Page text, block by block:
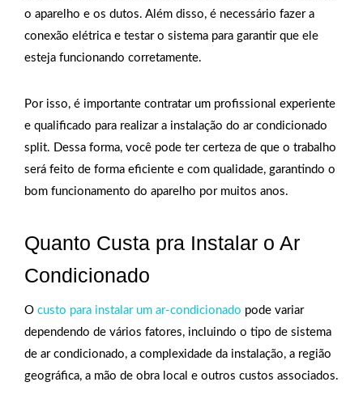
o aparelho e os dutos. Além disso, é necessário fazer a
conexão elétrica e testar o sistema para garantir que ele
esteja funcionando corretamente.
Por isso, é importante contratar um profissional experiente
e qualificado para realizar a instalação do ar condicionado
split. Dessa forma, você pode ter certeza de que o trabalho
será feito de forma eficiente e com qualidade, garantindo o
bom funcionamento do aparelho por muitos anos.
Quanto Custa pra Instalar o Ar
Condicionado
O custo para instalar um ar-condicionado pode variar
dependendo de vários fatores, incluindo o tipo de sistema
de ar condicionado, a complexidade da instalação, a região
geográfica, a mão de obra local e outros custos associados.